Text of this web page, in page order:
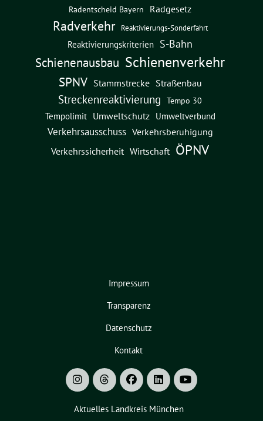
Radentscheid Bayern Radgesetz
Radverkehr Reaktivierungs-Sonderfahrt
Reaktivierungskriterien S-Bahn
Schienenausbau Schienenverkehr
SPNV Stammstrecke Straßenbau
Streckenreaktivierung Tempo 30
Tempolimit Umweltschutz Umweltverbund
Verkehrsausschuss Verkehrsberuhigung
Verkehrssicherheit Wirtschaft ÖPNV
Impressum
Transparenz
Datenschutz
Kontakt
Aktuelles Landkreis München